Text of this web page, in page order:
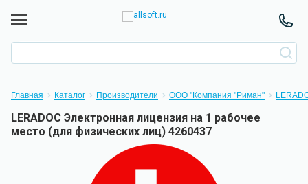
Главная Каталог Производители ООО "Компания "Риман"
LERADOC Электронная лицензия на 1 рабочее
место (для физических лиц) 4260437